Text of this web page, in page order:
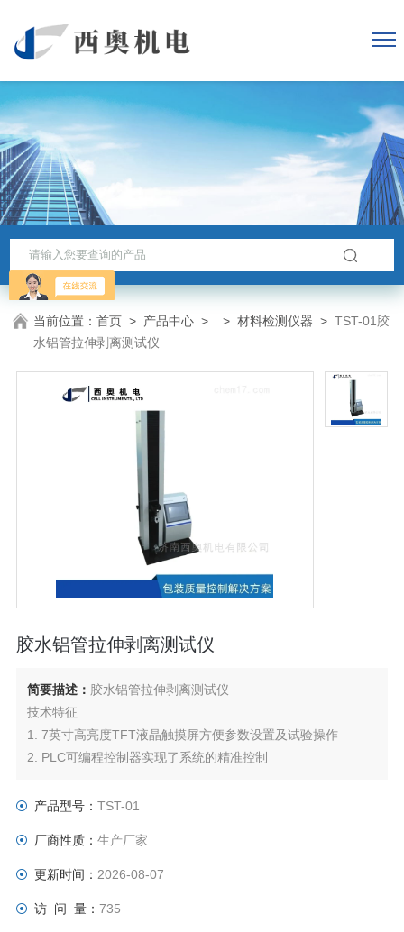
当前位置：首页 > 产品中心 > >材料检测仪器 >TST-01胶
水铝管拉伸剥离测试仪
胶水铝管拉伸剥离测试仪
简要描述： 胶水铝管拉伸剥离测试仪
技术特征
1. 7英寸高亮度TFT液晶触摸屏方便参数设置及试验操作
2. PLC可编程控制器实现了系统的精准控制
4. 多个试验项目，抗拉，拉伸等
6. 限位保护及自动保护功能保证了操作及运行安全。
7. 微型打印机
产品型号： TST-01
厂商性质： 生产厂家
更新时间： 2026-08-07
访 问 量： 735